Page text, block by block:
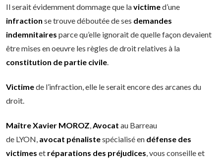
Il serait évidemment dommage que lavictimed’une
infraction se trouve déboutée de ses demandes
indemnitaires parce qu’elle ignorait de quelle façon devaient
être mises en oeuvre les règles de droit relatives à la
constitution de partie civile.
Victimede l’infraction, elle le serait encore des arcanes du
droit.
Maître Xavier MOROZ,Avocat au Barreau
de LYON, avocat pénalistespécialisé en défense des
victimes et réparations des préjudices, vous conseille et